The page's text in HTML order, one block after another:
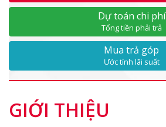
Dự toán chi phí
Tổng tiền phải trả
Mua trả góp
Ước tính lãi suất
GIỚI THIỆU